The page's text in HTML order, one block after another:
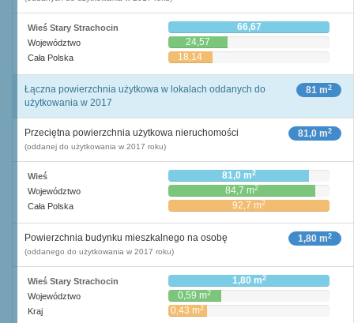
Wieś Stary Strachocin 66,67
Województwo 24,57
Cała Polska 18,14
81 m2
Łączna powierzchnia użytkowa w lokalach oddanych do
użytkowania w 2017
81,0 m2
Przeciętna powierzchnia użytkowa nieruchomości
(oddanej do użytkowania w 2017 roku)
Wieś 81,0 m2
Województwo 84,7 m2
Cała Polska 92,7 m2
1,80 m2
Powierzchnia budynku mieszkalnego na osobę
(oddanego do użytkowania w 2017 roku)
Wieś Stary Strachocin 1,80 m2
Województwo 0,59 m2
Kraj 0,43 m2